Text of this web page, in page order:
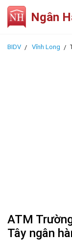
Ngân
BIDV Vĩnh Long
ATM
Tây ngân